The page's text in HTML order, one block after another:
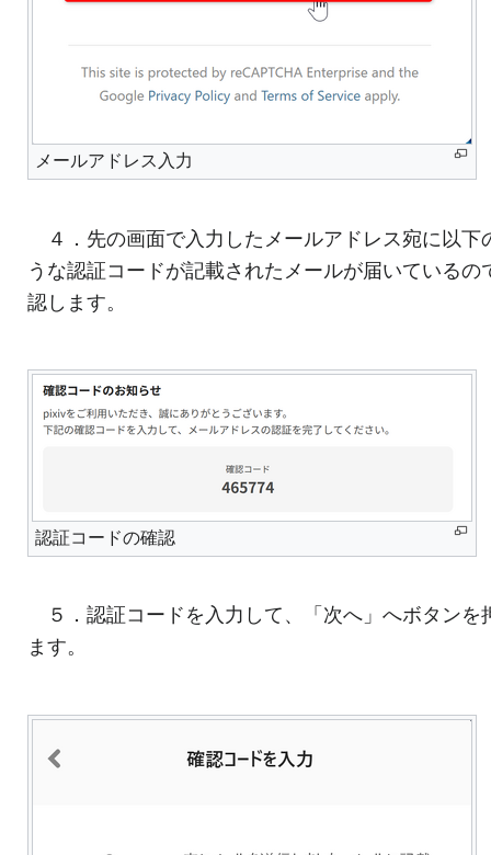
メールアドレス入力
４．先の画面で入力したメールアドレス宛に以下
うな認証コードが記載されたメールが届いているの
認します。
認証コードの確認
５．認証コードを入力して、「次へ」へボタンを
ます。